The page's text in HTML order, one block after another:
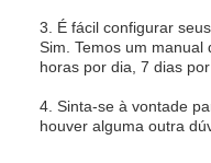
3. É fácil configurar
Sim. Temos um
horas por dia, 7 dias por
4. Sinta-se à vontade
houver alguma outra